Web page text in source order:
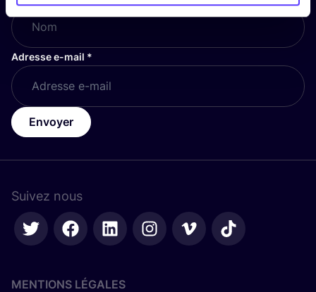
Adresse e-mail *
Envoyer
Suivez nous
MENTIONS LÉGALES